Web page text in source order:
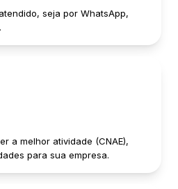
seja por WhatsApp,
a melhor atividade (CNAE),
para sua empresa.